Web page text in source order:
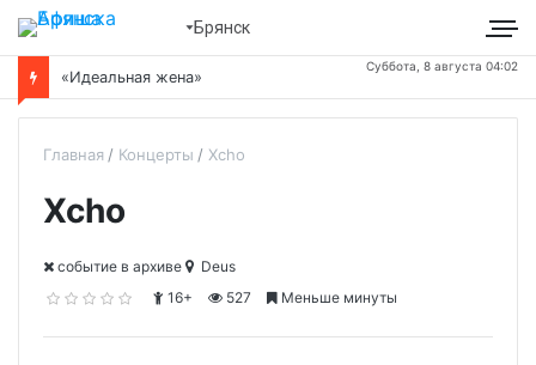
Брянск
«Идеальная жена»
Суббота, 8 августа 04:02
Главная Концерты Xcho
Xcho
cобытие в архиве
Deus
16+
527 Меньше минуты